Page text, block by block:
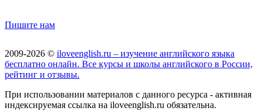
Пишите нам
2009-2026 © iloveenglish.ru – изучение английского языка
бесплатно онлайн. Все курсы и школы английского в России,
рейтинг и отзывы.
При использовании материалов с данного ресурса - активная
индексируемая ссылка на iloveenglish.ru обязательна.